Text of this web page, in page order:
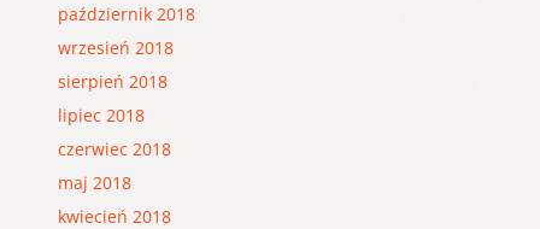
październik 2018
wrzesień 2018
sierpień 2018
lipiec 2018
czerwiec 2018
maj 2018
kwiecień 2018